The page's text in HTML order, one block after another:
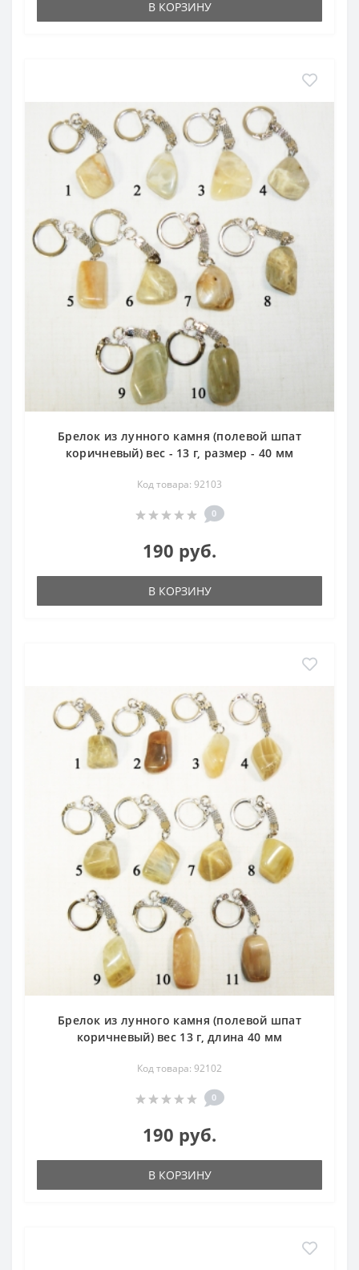
В КОРЗИНУ
Брелок из лунного камня (полевой шпат
коричневый) вес - 13 г, размер - 40 мм
Код товара: 92103
0
190 руб.
В КОРЗИНУ
Брелок из лунного камня (полевой шпат
коричневый) вес 13 г, длина 40 мм
Код товара: 92102
0
190 руб.
В КОРЗИНУ